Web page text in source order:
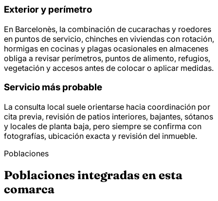
Exterior y perímetro
En Barcelonès, la combinación de cucarachas y roedores
en puntos de servicio, chinches en viviendas con rotación,
hormigas en cocinas y plagas ocasionales en almacenes
obliga a revisar perímetros, puntos de alimento, refugios,
vegetación y accesos antes de colocar o aplicar medidas.
Servicio más probable
La consulta local suele orientarse hacia coordinación por
cita previa, revisión de patios interiores, bajantes, sótanos
y locales de planta baja, pero siempre se confirma con
fotografías, ubicación exacta y revisión del inmueble.
Poblaciones
Poblaciones integradas en esta
comarca